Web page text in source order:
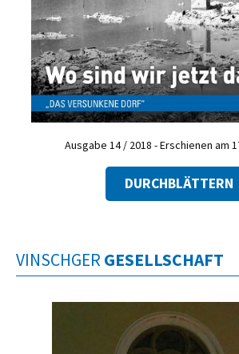
Ausgabe 14 / 2018 - Erschienen am
DURCHBLÄTTERN
VINSCHGER GESELLSCHAFT